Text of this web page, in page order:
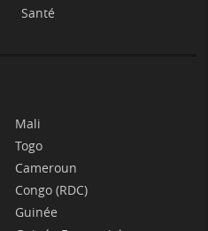
Santé
Mali
Togo
Cameroun
Congo (RDC)
Guinée